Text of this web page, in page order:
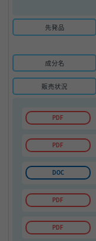
先発品
成分名
販売状況